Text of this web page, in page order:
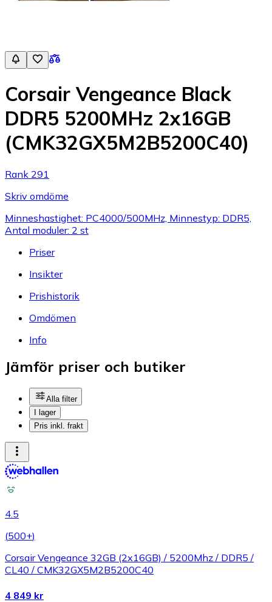
Corsair Vengeance Black
DDR5 5200MHz 2x16GB
(CMK32GX5M2B5200C40)
Rank 291
Skriv omdöme
Minneshastighet: PC4000/500MHz, Minnestyp: DDR5,
Antal moduler: 2 st
Priser
Insikter
Prishistorik
Omdömen
Info
Jämför priser och butiker
Alla filter
I lager
Pris inkl. frakt
4.5
(500+)
Corsair Vengeance 32GB (2x16GB) / 5200Mhz / DDR5 /
CL40 / CMK32GX5M2B5200C40
4 849 kr